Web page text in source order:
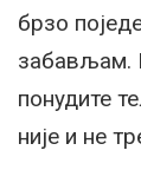
брзо
забављам.
понудите
није и не